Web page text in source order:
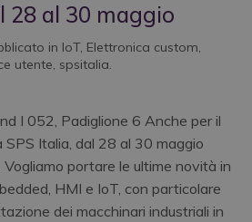
28 al 30 maggio
in IoT, Elettronica custom,
utente, spsitalia.
I 052, Padiglione 6 Anche per il
Italia, dal 28 al 30 maggio
Vogliamo portare le ultime novità in
HMI e IoT, con particolare
dei macchinari industriali in